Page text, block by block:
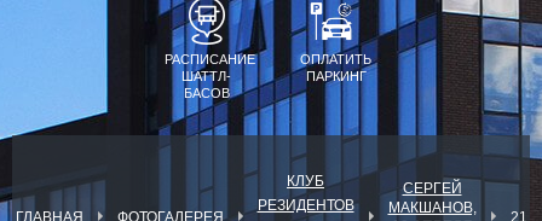
РАСПИСАНИЕ
ШАТТЛ-
БАСОВ
ОПЛАТИТЬ
ПАРКИНГ
ГЛАВНАЯ ФОТОГАЛЕРЕЯ
КЛУБ
РЕЗИДЕНТОВ
СЕРГЕЙ
МАКШАНОВ,
21